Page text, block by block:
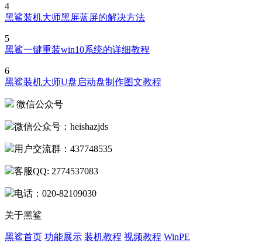
4
黑鲨装机大师黑屏蓝屏的解决方法
5
黑鲨一键重装win10系统的详细教程
6
黑鲨装机大师U盘启动盘制作图文教程
微信公众号
微信公众号：heishazjds
用户交流群：437748535
客服QQ: 2774537083
电话：020-82109030
关于黑鲨
黑鲨首页 功能展示 装机教程 视频教程 WinPE